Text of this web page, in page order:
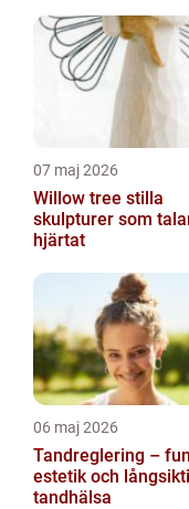
07 maj 2026
Willow tree stilla
skulpturer som
hjärtat
06 maj 2026
Tandreglering –
estetik och
tandhälsa